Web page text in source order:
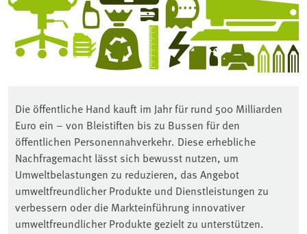
Die öffentliche Hand kauft im Jahr für rund 500 Milliarden
Euro ein – von Bleistiften bis zu Bussen für den
öffentlichen Personennahverkehr. Diese erhebliche
Nachfragemacht lässt sich bewusst nutzen, um
Umweltbelastungen zu reduzieren, das Angebot
umweltfreundlicher Produkte und Dienstleistungen zu
verbessern oder die Markteinführung innovativer
umweltfreundlicher Produkte gezielt zu unterstützen.